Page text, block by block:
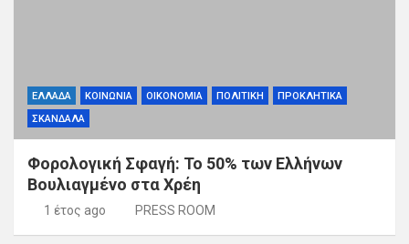
ΕΛΛΑΔΑ ΚΟΙΝΩΝΙΑ ΟΙΚΟΝΟΜΙΑ ΠΟΛΙΤΙΚΗ
ΠΡΟΚΛΗΤΙΚΑ
ΣΚΑΝΔΑΛΑ
Φορολογική Σφαγή: Το 50% των Ελλήνων
Βουλιαγμένο στα Χρέη
1 έτος ago PRESS ROOM